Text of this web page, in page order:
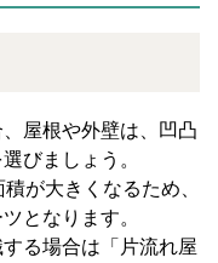
屋根や外壁は、凹凸
びましょう。
が大きくなるため、
となります。
る場合は「片流れ屋